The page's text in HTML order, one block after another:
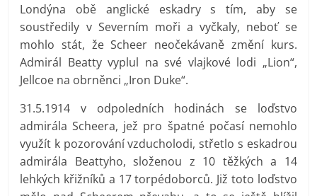
Londýna obě anglické eskadry s tím, aby se
soustředily v Severním moři a vyčkaly, neboť se
mohlo stát, že Scheer neočekávaně změní kurs.
Admirál Beatty vyplul na své vlajkové lodi „Lion“,
Jellcoe na obrněnci „Iron Duke“.
31.5.1914 v odpoledních hodinách se loďstvo
admirála Scheera, jež pro špatné počasí nemohlo
využít k pozorování vzducholodi, střetlo s eskadrou
admirála Beattyho, složenou z 10 těžkých a 14
lehkých křižníků a 17 torpédoborců. Již toto loďstvo